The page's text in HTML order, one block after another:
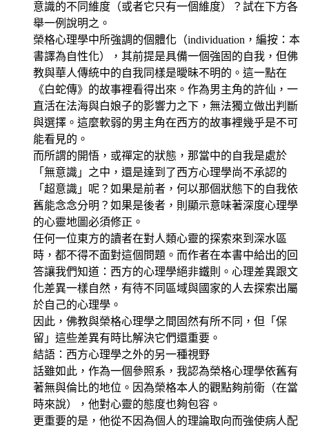
意識的不同維度（或者它只有一個維度）？試在下方各
舉一例說明之。
榮格心理學中所強調的個體化（individuation，編按：本
書譯為自性化），其前提是具備一個強固的自我，但佛
教與華人傳統中的自我同樣是曖昧不明的。這一點在
《白蛇傳》的故事裡看得出來。作為男主角的許仙，一
直活在法海與白娘子的影響力之下，無法獨立做出判斷
與選擇。這麼軟弱的男主角在西方的故事裡幾乎是不可
能看見的。
而所謂的開悟，或禪定的狀態，那當中的自我是處於
「無意識」之中，還是達到了西方心理學尚不承認的
「超意識」呢？如果是前者，何以那個狀態下的自我依
舊能念念分明？如果是後者，則顯示意味著深度心理學
的心靈地圖必須修正。
任何一位東方的讀者在對人類心靈的探索來到深水區
時，都不得不面對這個問題。而作者在本書中給出的回
答讓我們知道：西方的心理學絕非鐵則。心理差異跟文
化差異一樣自然，有待不同區域與國家的人去探索出屬
於自己的心理學。
因此，佛教與榮格心理學之間固然有所不同，但「保
留」這些差異有時比解決它們還重要。
結語：西方心理學之外的另一種視野
話雖如此，作為一個參照系，我認為榮格心理學依舊有
著無與倫比的地位。因為榮格本人的觀點夠前衛（在當
時來說），他對心靈的態度也夠包容。
更重要的是，他從不因為個人的理論取向而強使病人配